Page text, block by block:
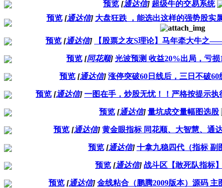
预览 [通达信] 超级牛的交易系统
预览 [通达信] 大盘狂跌 ，能选出这样的强势股实
预览 [通达信] 【股票之友S理论】马年牵大牛之
预览 [同花顺] 光波预测 收益20%出局，亏
预览 [通达信] 涨停突破60日线后，三日不破60
预览 [通达信] 一图在手，炒股无忧！！严格按提示执
预览 [通达信] 量坑成交量幅图选股
预览 [通达信] 黄金眼指标 同花顺、大智慧、通
预览 [通达信] 十拿九稳四代（指标 副
预览 [通达信] 战斗区【敢死队指标
预览 [通达信] 金线粘合（鹏腾2009版本）源码 主